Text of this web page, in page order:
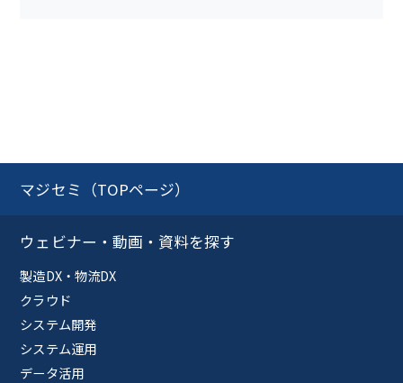
マジセミ（TOPページ）
ウェビナー・動画・資料を探す
製造DX・物流DX
クラウド
システム開発
システム運用
データ活用